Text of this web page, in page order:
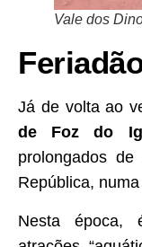
Vale dos
Já de volta ao
de Foz do
prolongados
República,
Nesta época,